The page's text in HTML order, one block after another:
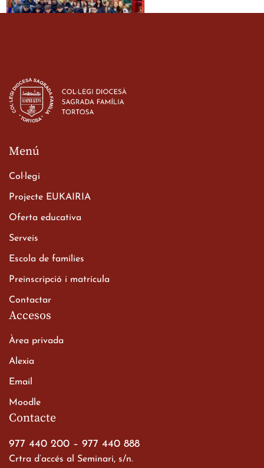
d’ESO-BSD a Irlanda
23 de març de 2026
Xerrada del Sr. Bisbe als
Batxillerat
Viatge de 2n de Batxillerat
Contacte
977 440 200 – 977 440 888
Crtra d’accés al Seminari, s/n.
Menú
Col·legi
Projecte EUKAIRIA
Oferta educativa
Serveis
Escola de famílies
Preinscripció i matrícula
Contactar
Accesos
Àrea privada
Alexia
Email
Moodle